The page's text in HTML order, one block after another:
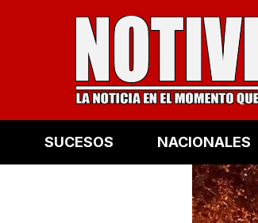
SUCESOS NACIONALES